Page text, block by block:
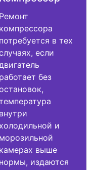
Ремонт
компрессора
потребуется в тех
если
работает без
внутри
холодильной и
морозильной
камерах выше
нормы, издаются